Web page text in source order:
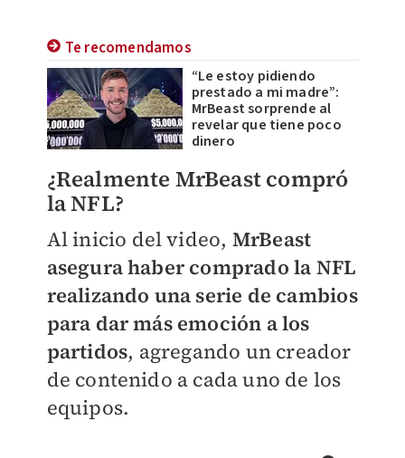
Te recomendamos
“Le estoy pidiendo
prestado a mi madre”:
MrBeast sorprende al
revelar que tiene poco
dinero
¿Realmente MrBeast compró
la NFL?
Al inicio del video, MrBeast
asegura haber comprado la NFL
realizando una serie de cambios
para dar más emoción a los
partidos, agregando un creador
de contenido a cada uno de los
equipos.